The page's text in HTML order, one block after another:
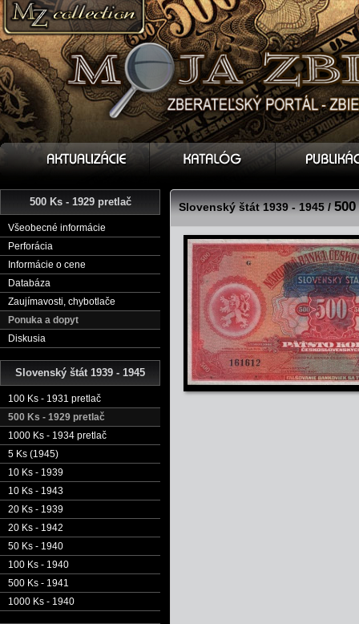
500 Ks - 1929 pretlač
Všeobecné informácie
Perforácia
Informácie o cene
Databáza
Zaujímavosti, chybotlače
Ponuka a dopyt
Diskusia
Slovenský štát 1939 - 1945
100 Ks - 1931 pretlač
500 Ks - 1929 pretlač
1000 Ks - 1934 pretlač
5 Ks (1945)
10 Ks - 1939
10 Ks - 1943
20 Ks - 1939
20 Ks - 1942
50 Ks - 1940
100 Ks - 1940
500 Ks - 1941
1000 Ks - 1940
Slovenský štát 1939 - 1945 /